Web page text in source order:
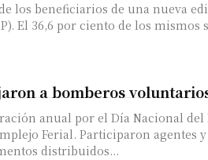
los beneficiarios de una nueva
El 36,6 por ciento de los mismos
a bomberos
anual por el Día Nacional
Ferial. Participaron agentes
distribuidos...